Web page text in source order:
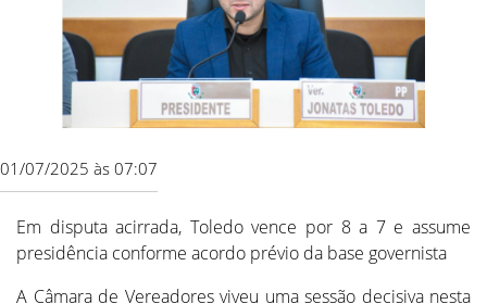
01/07/2025 às 07:07
Em disputa acirrada, Toledo vence por 8 a 7 e assume
presidência conforme acordo prévio da base governista
A Câmara de Vereadores viveu uma sessão decisiva nesta